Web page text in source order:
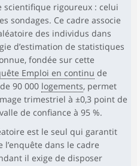
scientifique rigoureux : celui
sondages. Ce cadre associe
des individus dans
d’estimation de statistiques
fondée sur cette
Emploi en continu de
90 000 logements, permet
trimestriel à ±0,3 point de
de confiance à 95 %.
est le seul qui garantit
l’enquête dans le cadre
il exige de disposer